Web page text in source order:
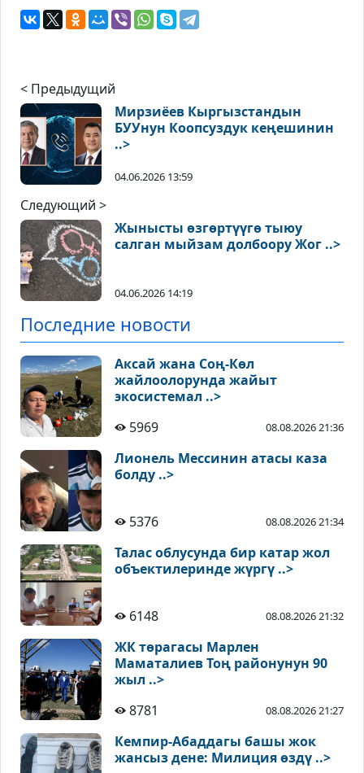
< Предыдущий
Мирзиёев Кыргызстандын
БУУнун Коопсуздук кеңешинин
..>
04.06.2026 13:59
Следующий >
Жынысты өзгөртүүгө тыюу
салган мыйзам долбоору Жог ..>
04.06.2026 14:19
Последние новости
Аксай жана Соң-Көл
жайлоолорунда жайыт
экосистемал ..>
5969
08.08.2026 21:36
Лионель Мессинин атасы каза
болду ..>
5376 08.08.2026 21:34
Талас облусунда бир катар жол
объектилеринде жүргү ..>
6148 08.08.2026 21:32
ЖК төрагасы Марлен
Маматалиев Тоң районунун 90
жыл ..>
8781
08.08.2026 21:27
Кемпир-Абаддагы башы жок
жансыз дене: Милиция өздү ..>